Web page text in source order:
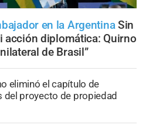
en la Argentina Sin
acción diplomática: Quirno
de Brasil”
eliminó el capítulo de
del proyecto de propiedad